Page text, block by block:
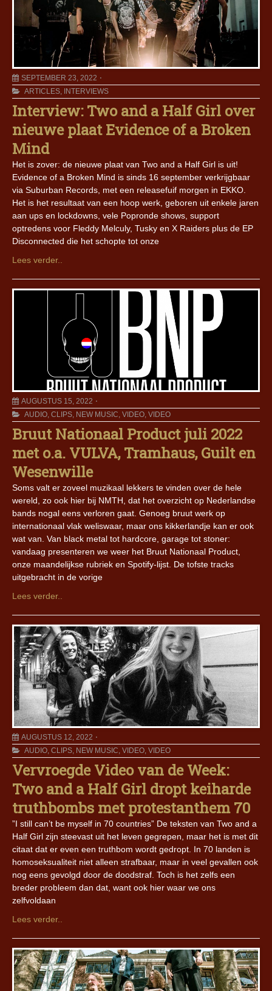
SEPTEMBER 23, 2022
ARTICLES, INTERVIEWS
Interview: Two and a Half Girl over
nieuwe plaat Evidence of a Broken
Mind
Het is zover: de nieuwe plaat van Two and a Half Girl is uit!
Evidence of a Broken Mind is sinds 16 september verkrijgbaar
via Suburban Records, met een releasefuif morgen in EKKO.
Het is het resultaat van een hoop werk, geboren uit enkele jaren
aan ups en lockdowns, vele Popronde shows, support
optredens voor Fleddy Melculy, Tusky en X Raiders plus de EP
Disconnected die het schopte tot onze
Lees verder..
AUGUSTUS 15, 2022
AUDIO, CLIPS, NEW MUSIC, VIDEO, VIDEO
Bruut Nationaal Product juli 2022
met o.a. VULVA, Tramhaus, Guilt en
Wesenwille
Soms valt er zoveel muzikaal lekkers te vinden over de hele
wereld, zo ook hier bij NMTH, dat het overzicht op Nederlandse
bands nogal eens verloren gaat. Genoeg bruut werk op
internationaal vlak weliswaar, maar ons kikkerlandje kan er ook
wat van. Van black metal tot hardcore, garage tot stoner:
vandaag presenteren we weer het Bruut Nationaal Product,
onze maandelijkse rubriek en Spotify-lijst. De tofste tracks
uitgebracht in de vorige
Lees verder..
AUGUSTUS 12, 2022
AUDIO, CLIPS, NEW MUSIC, VIDEO, VIDEO
Vervroegde Video van de Week:
Two and a Half Girl dropt keiharde
truthbombs met protestanthem 70
”I still can’t be myself in 70 countries” De teksten van Two and a
Half Girl zijn steevast uit het leven gegrepen, maar het is met dit
citaat dat er even een truthbom wordt gedropt. In 70 landen is
homoseksualiteit niet alleen strafbaar, maar in veel gevallen ook
nog eens gevolgd door de doodstraf. Toch is het zelfs een
breder probleem dan dat, want ook hier waar we ons
zelfvoldaan
Lees verder..